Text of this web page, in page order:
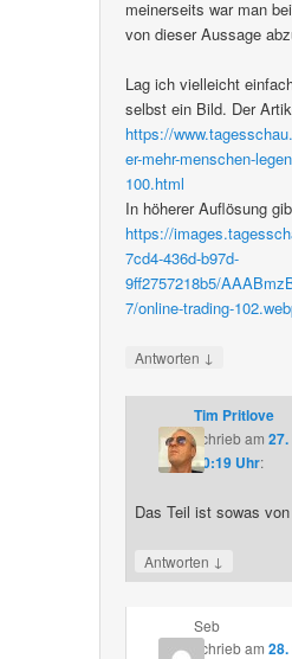
meinerseits war man
von dieser Aussage
Lag ich vielleicht
selbst ein Bild. Der
https://
er-mehr-menschen-
100.html
In höherer Auflösung
https://
7cd4-436d-b97d-
9ff2757218b5/
7/online-trading-
Antworten ↓
Tim Pritlove
schriebam
20:19 Uhr:
Das Teil ist sowas
Antworten ↓
Seb
schriebam